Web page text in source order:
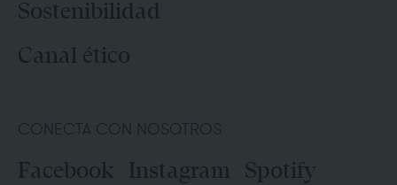
Sostenibilidad
Canal ético
CONECTA CON NOSOTROS
Facebook Instagram Spotify